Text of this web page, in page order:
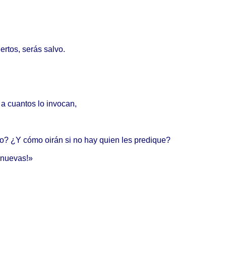
, serás salvo.
cuantoslo invocan,
? ¿Y cómo oirán si no hay quien les predique?
nuevas!»